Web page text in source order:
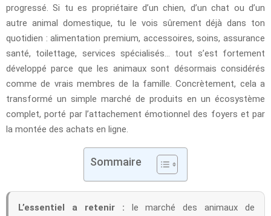
progressé. Si tu es propriétaire d’un chien, d’un chat ou d’un
autre animal domestique, tu le vois sûrement déjà dans ton
quotidien : alimentation premium, accessoires, soins, assurance
santé, toilettage, services spécialisés… tout s’est fortement
développé parce que les animaux sont désormais considérés
comme de vrais membres de la famille. Concrètement, cela a
transformé un simple marché de produits en un écosystème
complet, porté par l’attachement émotionnel des foyers et par
la montée des achats en ligne.
Sommaire
L’essentiel a retenir : le marché des animaux de